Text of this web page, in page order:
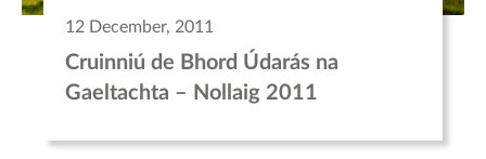
12 December, 2011
Cruinniú de Bhord Údarás na
Gaeltachta – Nollaig 2011